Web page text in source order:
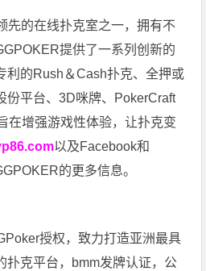
先的在线扑克室之一，拥有不
提供了一系列创新的
利的Rush＆Cash扑克、全押或
份平台、3D咪牌、PokerCraft
在增强游戏性体验，让扑克变
以及Facebook和
的更多信息。
授权，致力打造亚洲最具
扑克平台，bmm发牌认证，公